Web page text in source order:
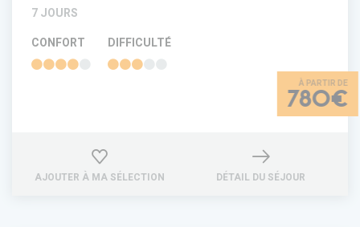
7 JOURS
CONFORT
DIFFICULTÉ
780€
AJOUTER À MA SÉLECTION DÉTAIL DU SÉJOUR